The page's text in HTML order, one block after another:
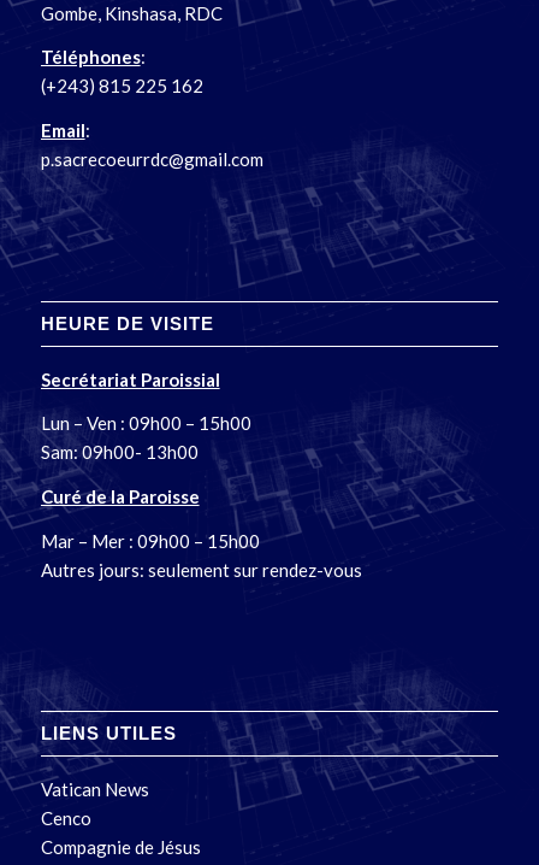
Gombe, Kinshasa, RDC
Téléphones:
(+243) 815 225 162
Email:
p.sacrecoeurrdc@gmail.com
HEURE DE VISITE
Secrétariat Paroissial
Lun – Ven : 09h00 – 15h00
Sam: 09h00- 13h00
Curé de la Paroisse
Mar – Mer : 09h00 – 15h00
Autres jours: seulement sur rendez-vous
LIENS UTILES
Vatican News
Cenco
Compagnie de Jésus